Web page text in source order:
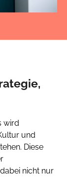
wird
und
Diese
nicht nur